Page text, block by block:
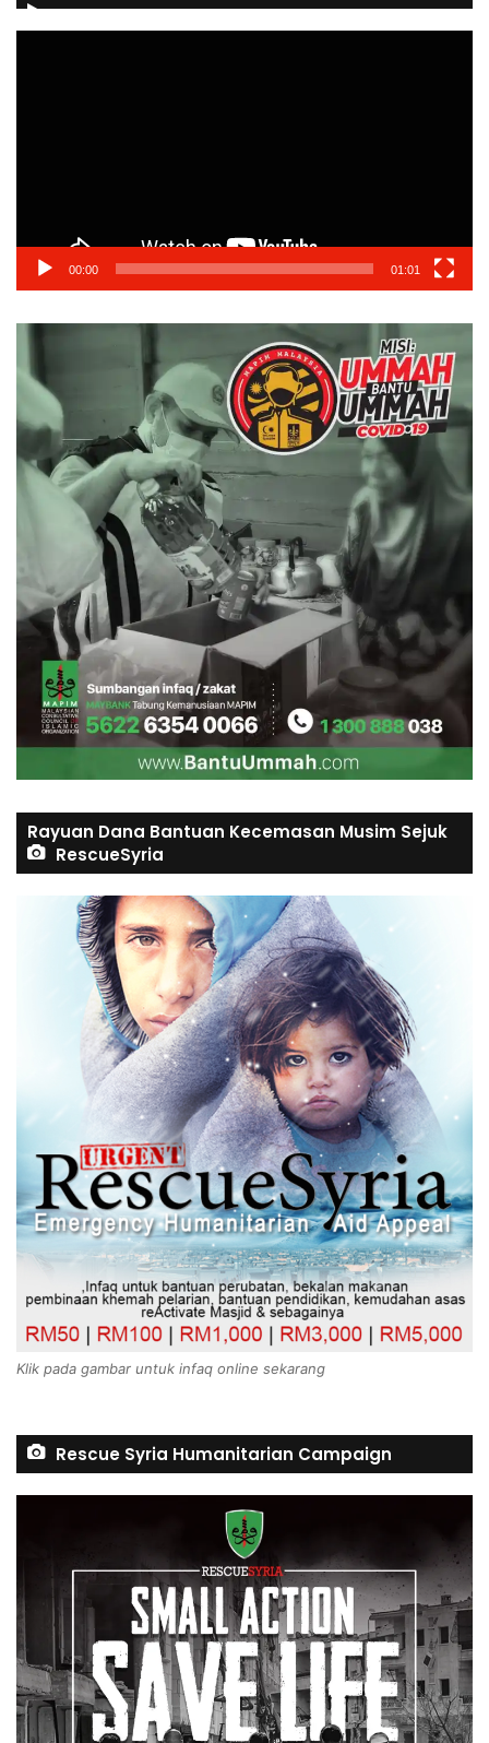
00:00 01:01
Rayuan Dana Bantuan Kecemasan Musim Sejuk
RescueSyria
Klik pada gambar untuk infaq online sekarang
Rescue Syria Humanitarian Campaign